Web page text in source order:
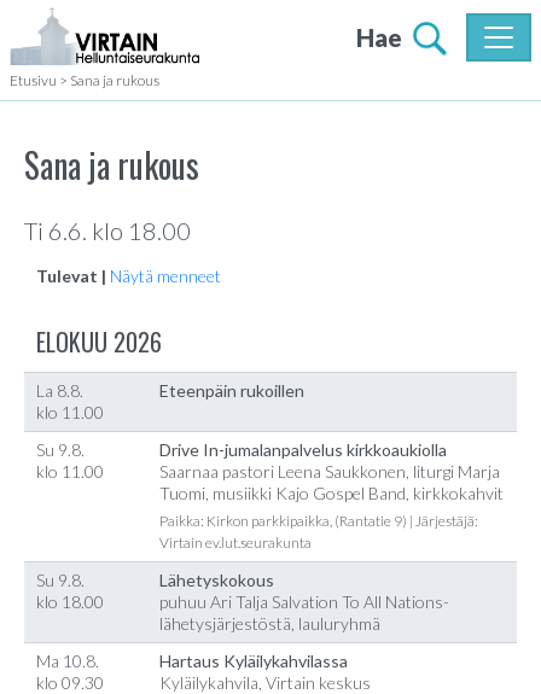
Hae
Etusivu > Sana ja rukous
Sana ja rukous
Ti 6.6. klo 18.00
Tulevat | Näytä menneet
ELOKUU 2026
La 8.8.
klo 11.00
Eteenpäin rukoillen
Su 9.8.
klo 11.00
Drive In-jumalanpalvelus kirkkoaukiolla
Saarnaa pastori Leena Saukkonen, liturgi Marja
Tuomi, musiikki Kajo Gospel Band, kirkkokahvit
Paikka: Kirkon parkkipaikka, (Rantatie 9) | Järjestäjä:
Virtain ev.lut.seurakunta
Su 9.8.
klo 18.00
Lähetyskokous
puhuu Ari Talja Salvation To All Nations-
lähetysjärjestöstä, lauluryhmä
Ma 10.8.
klo 09.30
Hartaus Kyläilykahvilassa
Kyläilykahvila, Virtain keskus